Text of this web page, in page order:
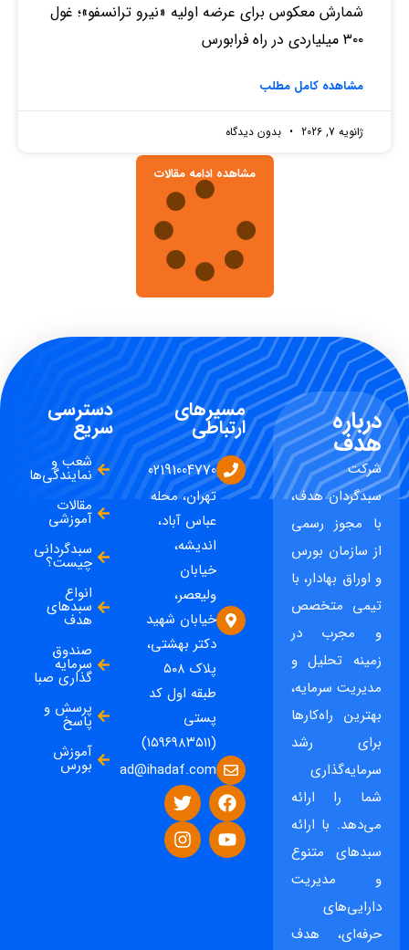
شمارش معکوس برای عرضه اولیه «نیرو ترانسفو»؛ غول
۳۰۰ میلیاردی در راه فرابورس
مشاهده کامل مطلب
ژانویه 7, 2026 بدون دیدگاه
مشاهده ادامه مقالات
درباره
هدف
شرکت
سبدگردان هدف،
با مجوز رسمی
از سازمان بورس
و اوراق بهادار، با
تیمی متخصص
و مجرب در
زمینه تحلیل و
مدیریت سرمایه،
بهترین راه‌کارها
برای رشد
سرمایه‌گذاری
شما را ارائه
می‌دهد. با ارائه
سبدهای متنوع
و مدیریت
دارایی‌های
حرفه‌ای، هدف
مسیرهای
ارتباطی
02191004770
تهران، محله
عباس آباد،
اندیشه،
خیابان
ولیعصر،
خیابان شهید
دکتر بهشتی،
پلاک ۵۰۸
طبقه اول کد
پستی
(۱۵۹۶۹۸۳۵۱۱)
ad@ihadaf.com
دسترسی
سریع
شعب و
نمایندگی‌ها
مقالات
آموزشی
سبدگردانی
چیست؟
انواع
سبدهای
هدف
صندوق
سرمایه
گذاری صبا
پرسش و
پاسخ
آموزش
بورس